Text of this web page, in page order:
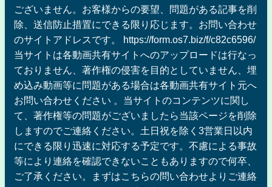
ございません。お客様からの要望、問題がある記事を削
除、送信防止措置にできる限り応じます。お問い合わせ
のサイトアドレスです。 https://form.os7.biz/f/c82c6596/
当サイトは各動画共有サイトへのアップロードは行なっ
ておりません、著作権の侵害を目的としていません、埋
め込み動画等に問題がある場合は各動画共有サイト元へ
お問い合わせください 。当サイトのコンテンツに関し
て、著作権等の問題がございましたら当該ページを削除
しますのでご連絡ください。土日祝を除く3営業日以内
にできる限り迅速に対応する予定です。不慮による事故
等により連絡を確認できないこともありますので何卒、
ご了承ください。まずはこちらの問い合わせよりご連絡